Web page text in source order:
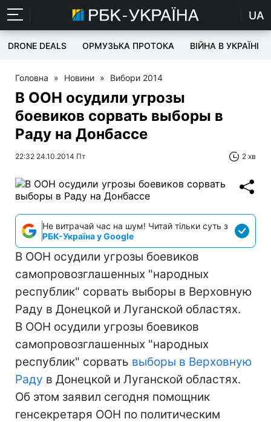
UA
DRONE DEALS ОРМУЗЬКА ПРОТОКА ВІЙНА В УКРАЇНІ
Головна » Новини » Вибори 2014
В ООН осудили угрозы
боевиков сорвать выборы в
Раду на Донбассе
22:32 24.10.2014 Пт 2 хв
Не витрачай час на шум! Читай тільки суть з
РБК-Україна у Google
В ООН осудили угрозы боевиков
самопровозглашенных "народных
республик" сорвать выборы в Верховную
Раду в Донецкой и Луганской областях.
В ООН осудили угрозы боевиков
самопровозглашенных "народных
республик" сорвать выборы в Верховную
Раду в Донецкой и Луганской областях.
Об этом заявил сегодня помощник
генсекретаря ООН по политическим